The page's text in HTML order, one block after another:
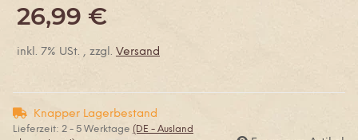
26,99 €
inkl. 7% USt. , zzgl. Versand
Knapper Lagerbestand
Lieferzeit: 2 - 5 Werktage (DE - Ausland